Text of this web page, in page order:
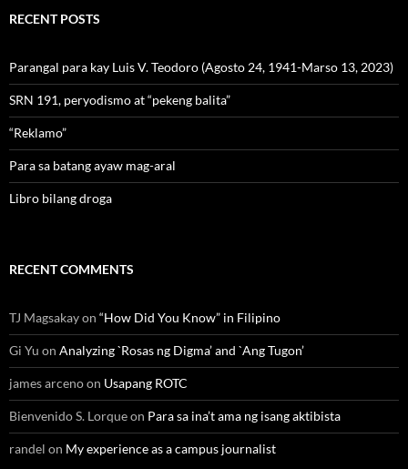
RECENT POSTS
Parangal para kay Luis V. Teodoro (Agosto 24, 1941-Marso 13, 2023)
SRN 191, peryodismo at “pekeng balita”
“Reklamo”
Para sa batang ayaw mag-aral
Libro bilang droga
RECENT COMMENTS
TJ Magsakayon “How Did You Know” in Filipino
Gi Yu on Analyzing `Rosas ng Digma’ and `Ang Tugon’
james arcenoon Usapang ROTC
Bienvenido S. Lorqueon Para sa ina’t ama ng isang aktibista
randel on My experience as a campus journalist